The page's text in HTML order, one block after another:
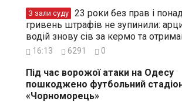
З зали суду
гривень штрафів не зупинили:
водій знову сів за кермо та
16:13 6291 0
Під час ворожої атаки на Одесу
пошкоджено футбольний
«Чорноморець»